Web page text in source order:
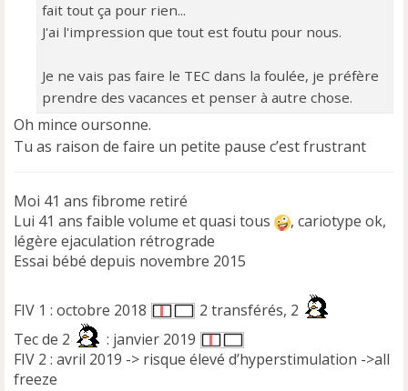
fait tout ça pour rien...
J'ai l'impression que tout est foutu pour nous.
Je ne vais pas faire le TEC dans la foulée, je préfère
prendre des vacances et penser à autre chose.
Oh mince oursonne.
Tu as raison de faire un petite pause c’est frustrant
Moi 41 ans fibrome retiré
Lui 41 ans faible volume et quasi tous
, cariotype ok,
légère ejaculation rétrograde
Essai bébé depuis novembre 2015
FIV 1 : octobre 2018
2 transférés, 2
Tec de 2
: janvier 2019
FIV 2 : avril 2019 -> risque élevé d’hyperstimulation ->all
freeze